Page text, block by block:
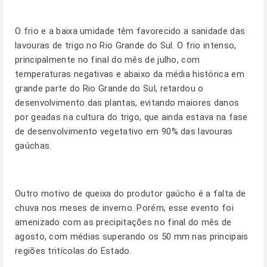
O frio e a baixa umidade têm favorecido a sanidade das
lavouras de trigo no Rio Grande do Sul. O frio intenso,
principalmente no final do mês de julho, com
temperaturas negativas e abaixo da média histórica em
grande parte do Rio Grande do Sul, retardou o
desenvolvimento das plantas, evitando maiores danos
por geadas na cultura do trigo, que ainda estava na fase
de desenvolvimento vegetativo em 90% das lavouras
gaúchas.
Outro motivo de queixa do produtor gaúcho é a falta de
chuva nos meses de inverno. Porém, esse evento foi
amenizado com as precipitações no final do mês de
agosto, com médias superando os 50 mm nas principais
regiões tritícolas do Estado.